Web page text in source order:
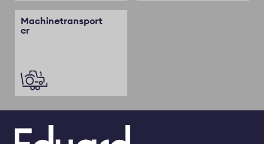
Machinetransport
er